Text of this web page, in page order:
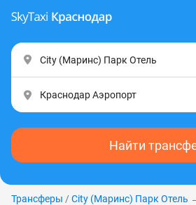
Найти
Трансферы / City (Маринс) Парк Отель